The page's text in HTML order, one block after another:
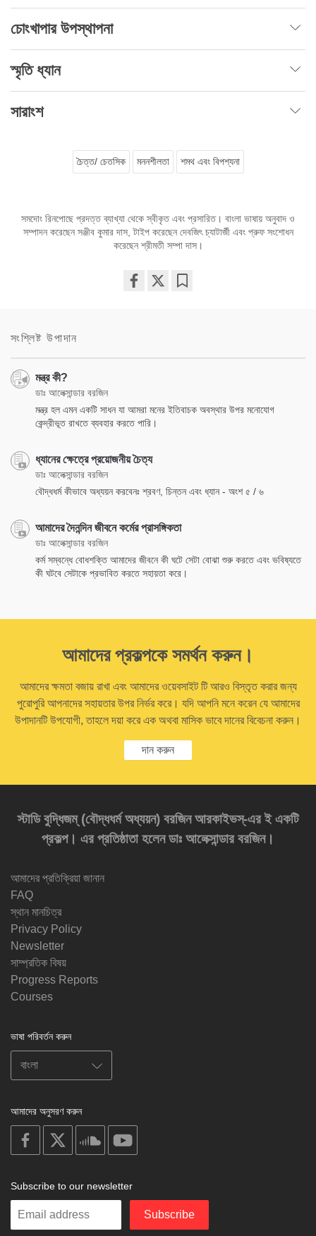
চোংখাপার উপস্থাপনা
স্মৃতি ধ্যান
সারাংশ
চৈত্ত/ চেতসিক মননশীলতা শমথ এবং বিপশ্যনা
সমদোং রিনপোছে প্রদত্ত ব্যাখ্যা থেকে স্বীকৃত এবং প্রসারিত। বাংলা ভাষায় অনুবাদ ও
সম্পাদন করেছেন সঞ্জীব কুমার দাস, টাইপ করেছেন দেবজিৎ চ্যাটার্জী এবং প্রুফ সংশোধন
করেছেন শ্রীমতী সম্পা দাস।
সংশ্লিষ্ট উপাদান
মন্ত্র কী?
ডাঃ আলেক্সান্ডার বরজিন
মন্ত্র হল এমন একটি সাধন যা আমরা মনের ইতিবাচক অবস্থার উপর মনোযোগ
কেন্দ্রীভূত রাখতে ব্যবহার করতে পারি।
ধ্যানের ক্ষেত্রে প্রয়োজনীয় চৈত্য
ডাঃ আলেক্সান্ডার বরজিন
বৌদ্ধধর্ম কীভাবে অধ্যয়ন করবেনঃ শ্রবণ, চিন্তন এবং ধ্যান - অংশ ৫ / ৬
আমাদের দৈনন্দিন জীবনে কর্মের প্রাসঙ্গিকতা
ডাঃ আলেক্সান্ডার বরজিন
কর্ম সম্বন্ধে বোধশক্তি আমাদের জীবনে কী ঘটে সেটা বোঝা শুরু করতে এবং ভবিষ্যতে
কী ঘটবে সেটাকে প্রভাবিত করতে সহায়তা করে।
আমাদের প্রকল্পকে সমর্থন করুন।
আমাদের ক্ষমতা বজায় রাখা এবং আমাদের ওয়েবসাইট টি আরও বিস্তৃত করার জন্য
পুরোপুরি আপনাদের সহায়তার উপর নির্ভর করে। যদি আপনি মনে করেন যে আমাদের
উপাদানটি উপযোগী, তাহলে দয়া করে এক অথবা মাসিক ভাবে দানের বিবেচনা করুন।
দান করুন
স্টাডি বুদ্ধিজম্‌ (বৌদ্ধধর্ম অধ্যয়ন) বরজিন আরকাইভস্‌-এর ই একটি
প্রকল্প। এর প্রতিষ্ঠাতা হলেন ডাঃ আলেক্সান্ডার বরজিন।
আমাদের প্রতিক্রিয়া জানান
FAQ
স্থান মানচিত্র
Privacy Policy
Newsletter
সাম্প্রতিক বিষয়
Progress Reports
Courses
ভাষা পরিবর্তন করুন
আমাদের অনুসরণ করুন
on
facebook
soundcloud
Subscribe to our newsletter
Enter
Subscribe